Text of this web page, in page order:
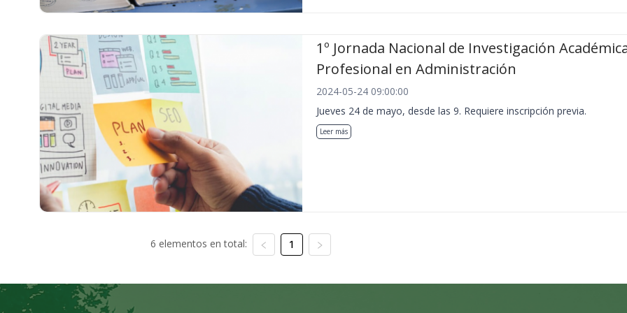
1º Jornada Nacional de Investigación
Profesional en Administración
2024-05-24 09:00:00
Jueves 24 de mayo, desde las 9. Requiere inscripción previa.
Leer más
6 elementos en total: 1